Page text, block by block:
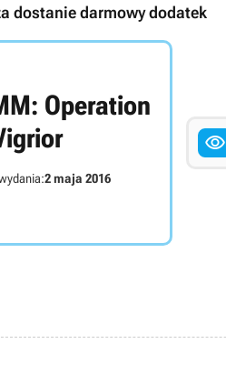
dostanie darmowy dodatek
Operation
2 maja 2016
